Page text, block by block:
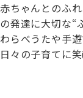
赤ちゃんとのふ
の発達に大切な“
わらべうたや手
日々の子育てに